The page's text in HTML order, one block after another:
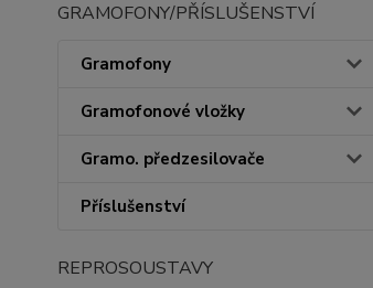
GRAMOFONY/PŘÍSLUŠENSTVÍ
Gramofony
Gramofonové vložky
Gramo. předzesilovače
Příslušenství
REPROSOUSTAVY